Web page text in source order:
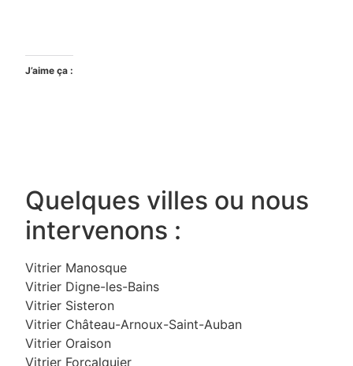
J’aime ça :
Quelques villes ou nous
intervenons :
Vitrier Manosque
Vitrier Digne-les-Bains
Vitrier Sisteron
Vitrier Château-Arnoux-Saint-Auban
Vitrier Oraison
Vitrier Forcalquier